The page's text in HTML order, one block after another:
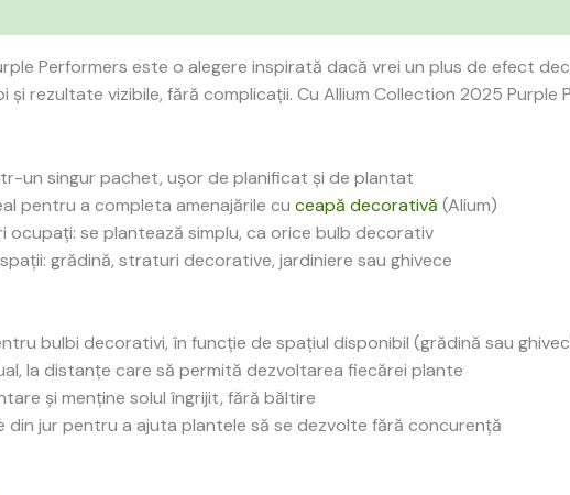
Performers este o alegere inspirată dacă vrei un plus de efect
și rezultate vizibile, fără complicații. Cu Allium Collection 2025
un singur pachet, ușor de planificat și de plantat
pentru a completa amenajările cu ceapă decorativă (Alium)
ocupați: se plantează simplu, ca orice bulb decorativ
grădină, straturi decorative, jardiniere sau ghivece
bulbi decorativi, în funcție de spațiul disponibil (grădină sau
la distanțe care să permită dezvoltarea fiecărei plante
și menține solul îngrijit, fără băltire
din jur pentru a ajuta plantele să se dezvolte fără concurență